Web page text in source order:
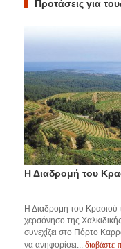
Προτάσεις για
Η Διαδρομή του
Η Διαδρομή του Κρασιού
χερσόνησο της
συνεχίζει στο Πόρτο
να ανηφορίσει... διαβάστε